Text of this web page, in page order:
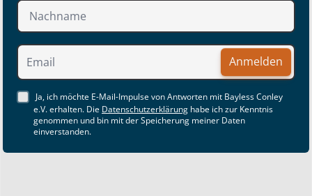
Anmelden
Ja, ich möchte E-Mail-Impulse von Antworten mit Bayless Conley
e.V. erhalten. Die Datenschutzerklärung habe ich zur Kenntnis
genommen und bin mit der Speicherung meiner Daten
einverstanden.